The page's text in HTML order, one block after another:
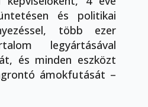
és politikai
több ezer
legyártásával
és minden eszközt
ámokfutását –